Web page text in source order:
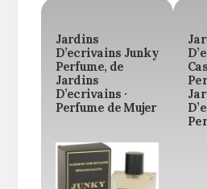
Jardins
D’ecrivains Junky
Perfume, de
Jardins
D’ecrivains ·
Perfume de Mujer